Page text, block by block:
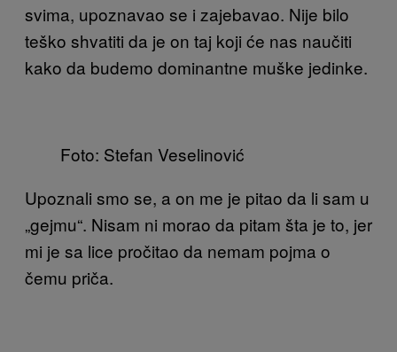
svima, upoznavao se i zajebavao. Nije bilo
teško shvatiti da je on taj koji će nas naučiti
kako da budemo dominantne muške jedinke.
Foto: Stefan Veselinović
Upoznali smo se, a on me je pitao da li sam u
„gejmu“. Nisam ni morao da pitam šta je to, jer
mi je sa lice pročitao da nemam pojma o
čemu priča.